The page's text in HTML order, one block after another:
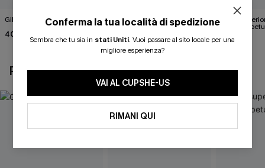
Gilet bianco Wrap It Up
40,00 €
Maglia bianca in maglia
Happy Days
43,00 €
Parte
marrone
35,00 €
POTREBBE INTERESSARTI ANCHE
Conferma la tua località di spedizione
Sembra che tu sia in stati Uniti. Vuoi passare al sito locale per una
migliore esperienza?
VAI AL CUPSHE-US
RIMANI QUI